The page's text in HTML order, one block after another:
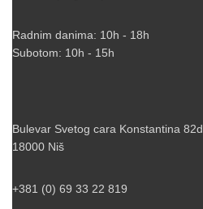
Radnim danima: 10h - 18h
Subotom: 10h - 15h
Bulevar Svetog cara Konstantina 82d
18000 Niš
+381 (0) 69 33 22 819